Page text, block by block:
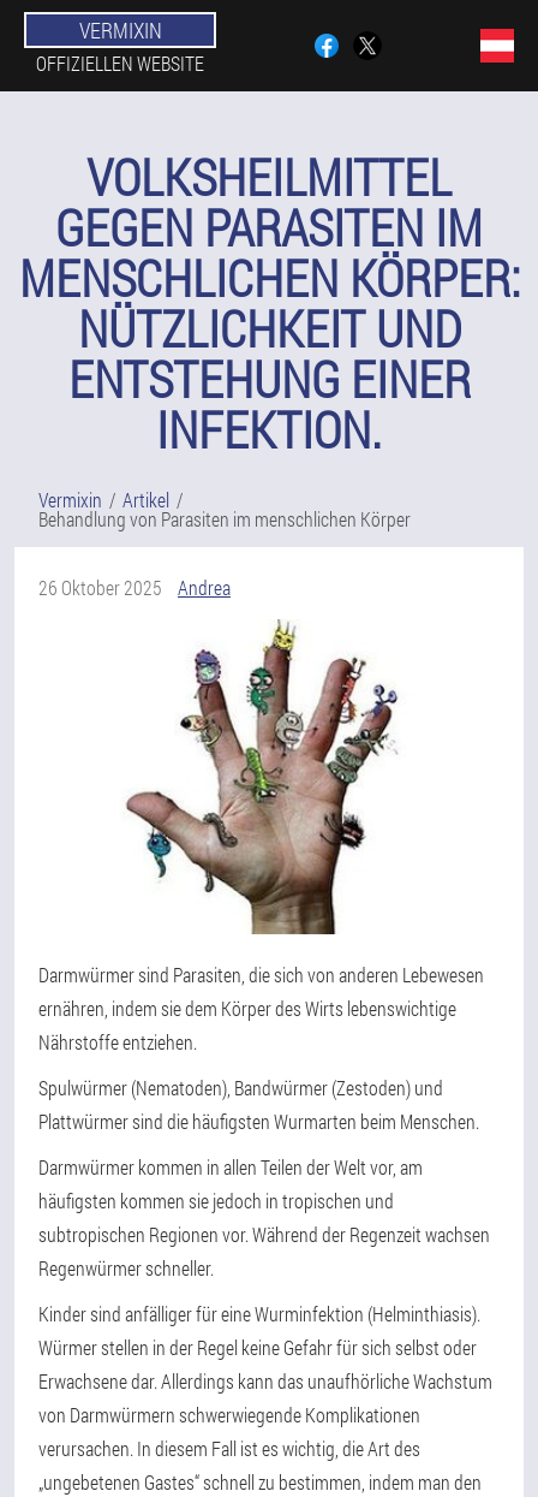
VERMIXIN
OFFIZIELLEN WEBSITE
VOLKSHEILMITTEL
GEGEN PARASITEN IM
MENSCHLICHEN KÖRPER:
NÜTZLICHKEIT UND
ENTSTEHUNG EINER
INFEKTION.
Vermixin Artikel
Behandlung von Parasiten im menschlichen Körper
26 Oktober 2025 Andrea
Darmwürmer sind Parasiten, die sich von anderen Lebewesen
ernähren, indem sie dem Körper des Wirts lebenswichtige
Nährstoffe entziehen.
Spulwürmer (Nematoden), Bandwürmer (Zestoden) und
Plattwürmer sind die häufigsten Wurmarten beim Menschen.
Darmwürmer kommen in allen Teilen der Welt vor, am
häufigsten kommen sie jedoch in tropischen und
subtropischen Regionen vor. Während der Regenzeit wachsen
Regenwürmer schneller.
Kinder sind anfälliger für eine Wurminfektion (Helminthiasis).
Würmer stellen in der Regel keine Gefahr für sich selbst oder
Erwachsene dar. Allerdings kann das unaufhörliche Wachstum
von Darmwürmern schwerwiegende Komplikationen
verursachen. In diesem Fall ist es wichtig, die Art des
„ungebetenen Gastes“ schnell zu bestimmen, indem man den